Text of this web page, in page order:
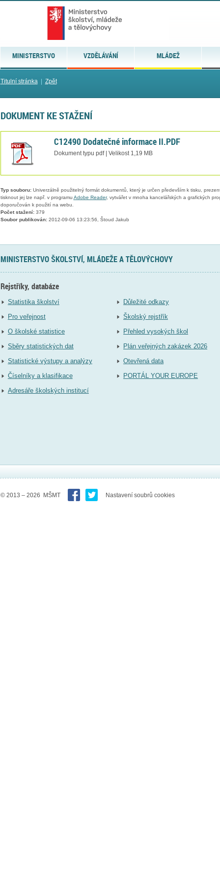
MINISTERSTVO VZDĚLÁVÁNÍ MLÁDEŽ
Titulní stránka| Zpět
DOKUMENT KE STAŽENÍ
C12490 Dodatečné informace II.PDF
Dokument typu pdf | Velikost 1,19 MB
Typ souboru:Univerzálně použitelný formát dokumentů, který je určen především k tisku,
tisknout jej lze např. v programu Adobe Reader, vytvářet v mnoha kancelářských a grafických
doporučován k použití na webu.
Počet stažení:379
Soubor publikován:2012-09-06 13:23:56, Štoud Jakub
MINISTERSTVO ŠKOLSTVÍ, MLÁDEŽE A TĚLOVÝCHOVY
Rejstříky, databáze
Statistika školství
Pro veřejnost
O školské statistice
Sběry statistických dat
Statistické výstupy a analýzy
Číselníky a klasifikace
Adresáře školských institucí
Důležité odkazy
Školský rejstřík
Přehled vysokých škol
Plán veřejných zakázek 2026
Otevřená data
PORTÁL YOUR EUROPE
© 2013 – 2026 MŠMT Nastavení soubrů cookies